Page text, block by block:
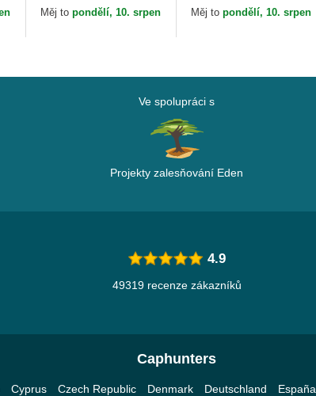
Capslab
Měj topondělí, 10. srpen
Capslab
Měj topondělí, 10. srpen
Ve spolupráci s
Projekty zalesňování Eden
4.9
49319 recenze zákazníků
Caphunters
Cyprus Czech Republic Denmark Deutschland España